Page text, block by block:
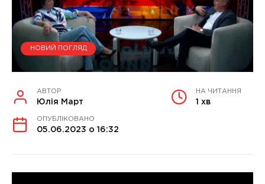
НОВИЙ ПОГЛЯД
АВТОР
Юлія Март
НА ЧИТАННЯ
1 хв
ОПУБЛІКОВАНО
05.06.2023 о 16:32